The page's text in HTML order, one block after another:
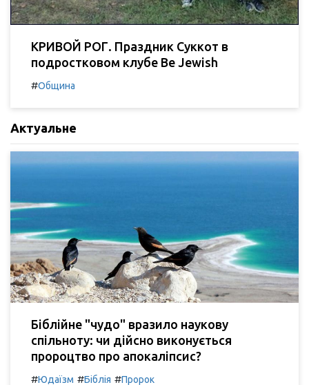
КРИВОЙ РОГ. Праздник Суккот в
подростковом клубе Be Jewish
#Община
Актуальне
Біблійне "чудо" вразило наукову
спільноту: чи дійсно виконується
пророцтво про апокаліпсис?
#Юдаїзм #Біблія #Пророк